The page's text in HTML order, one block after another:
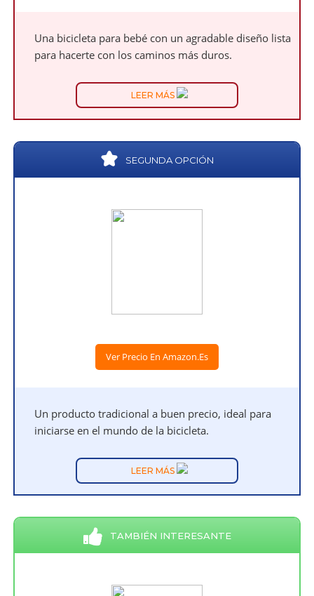
Una bicicleta para bebé con un agradable diseño lista
para hacerte con los caminos más duros.
LEER MÁS
SEGUNDA OPCIÓN
Ver Precio En Amazon.es
Un producto tradicional a buen precio, ideal para
iniciarse en el mundo de la bicicleta.
LEER MÁS
TAMBIÉN INTERESANTE